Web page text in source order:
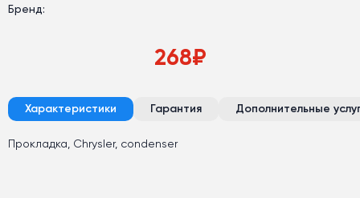
Бренд:
268₽
Характеристики Гарантия Дополнительные
Прокладка, Chrysler, condenser